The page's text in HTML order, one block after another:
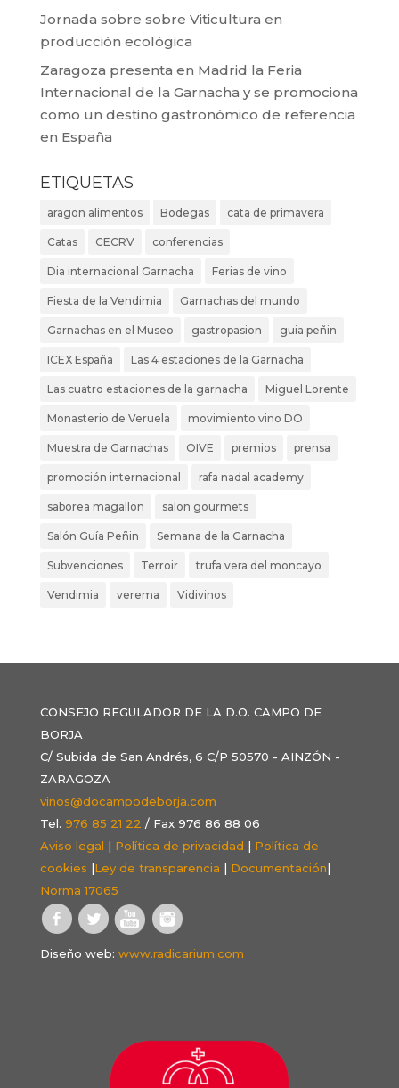
Jornada sobre sobre Viticultura en
producción ecológica
Zaragoza presenta en Madrid la Feria
Internacional de la Garnacha y se promociona
como un destino gastronómico de referencia
en España
ETIQUETAS
aragon alimentos Bodegas cata de primavera
Catas CECRV conferencias
Dia internacional Garnacha Ferias de vino
Fiesta de la Vendimia Garnachas del mundo
Garnachas en el Museo gastropasion guia peñin
ICEX España Las 4 estaciones de la Garnacha
Las cuatro estaciones de la garnacha Miguel Lorente
Monasterio de Veruela movimiento vino DO
Muestra de Garnachas OIVE premios prensa
promoción internacional rafa nadal academy
saborea magallon salon gourmets
Salón Guía Peñin Semana de la Garnacha
Subvenciones Terroir trufa vera del moncayo
Vendimia verema Vidivinos
CONSEJO REGULADOR DE LA D.O. CAMPO DE
BORJA
C/ Subida de San Andrés, 6 C/P 50570 - AINZÓN -
ZARAGOZA
vinos@docampodeborja.com
Tel. 976 85 21 22 / Fax 976 86 88 06
Aviso legal | Política de privacidad | Política de
cookies |Ley de transparencia | Documentación|
Norma 17065
Diseño web: www.radicarium.com